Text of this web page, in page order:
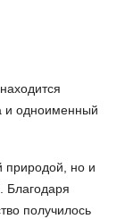
и одноименный
природой, но и
Благодаря
получилось